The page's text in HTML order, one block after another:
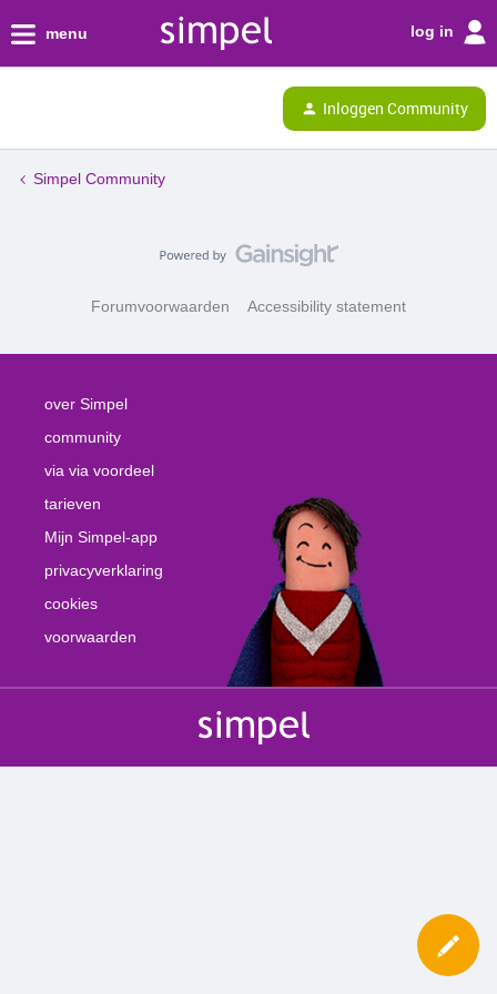
menu log in
Inloggen Community
Simpel Community
Forumvoorwaarden Accessibility statement
over Simpel
community
via via voordeel
tarieven
Mijn Simpel-app
privacyverklaring
cookies
voorwaarden